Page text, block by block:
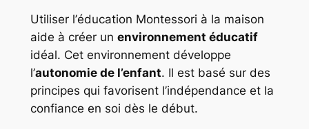
Utiliser l’éducation Montessori à la maison
aide à créer un environnement éducatif
idéal. Cet environnement développe
l’autonomie de l’enfant. Il est basé sur des
principes qui favorisent l’indépendance et la
confiance en soi dès le début.